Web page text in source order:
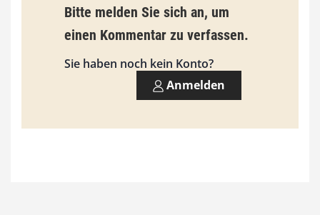
i
s
9
0
Bitte melden Sie sich an, um
einen Kommentar zu verfassen.
Sie haben noch kein Konto?
Anmelden